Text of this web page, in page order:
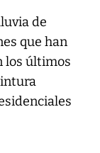
de
que han
los últimos